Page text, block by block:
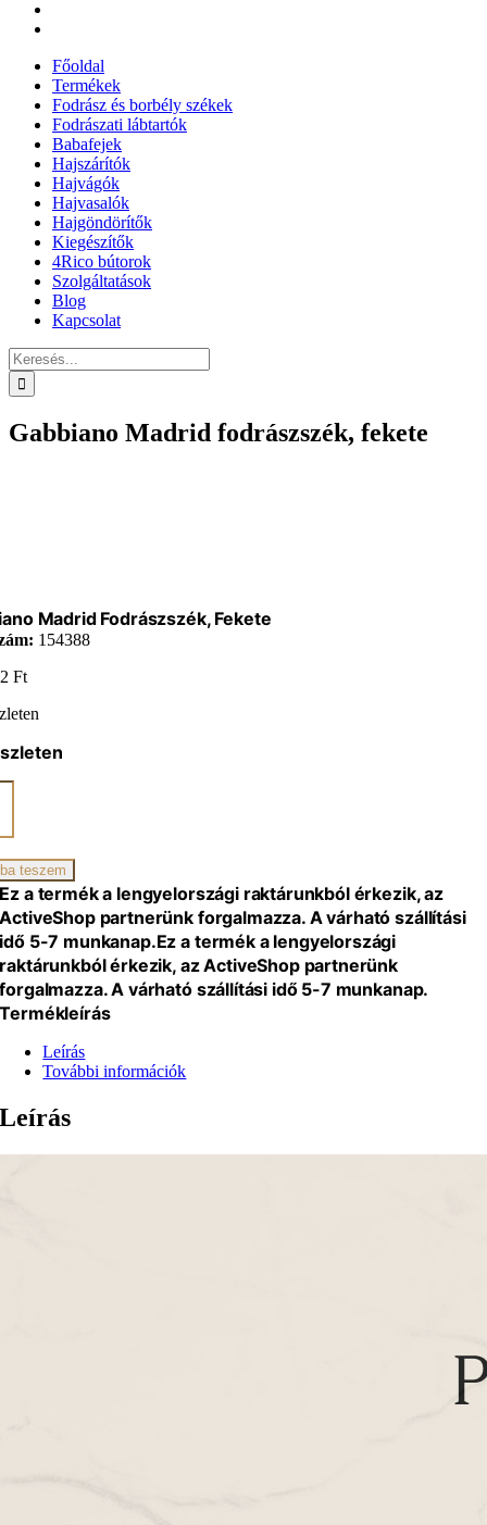
Főoldal
Termékek
Fodrász és borbély székek
Fodrászati lábtartók
Babafejek
Hajszárítók
Hajvágók
Hajvasalók
Hajgöndörítők
Kiegészítők
4Rico bútorok
Szolgáltatások
Blog
Kapcsolat
Keresés...
Gabbiano Madrid fodrászszék, fekete
Madrid Fodrászszék, Fekete
154388
Ft
teszem
Ez a termék a lengyelországi raktárunkból érkezik, az
ActiveShop partnerünk forgalmazza. A várható szállítási
idő 5-7 munkanap.Ez a termék a lengyelországi
raktárunkból érkezik, az ActiveShop partnerünk
forgalmazza. A várható szállítási idő 5-7 munkanap.
Termékleírás
Leírás
További információk
Leírás